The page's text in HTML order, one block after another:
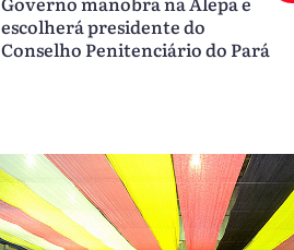
escolherá presidente do
Conselho Penitenciário do Pará